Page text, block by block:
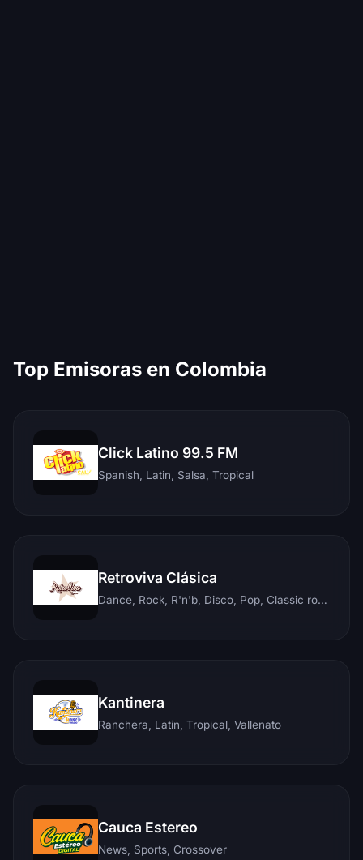
Top Emisoras en Colombia
Click Latino 99.5 FM
Spanish, Latin, Salsa, Tropical
Retroviva Clásica
Dance, Rock, R'n'b, Disco, Pop, Classic rock, Techno, Reggae
Kantinera
Ranchera, Latin, Tropical, Vallenato
Cauca Estereo
News, Sports, Crossover